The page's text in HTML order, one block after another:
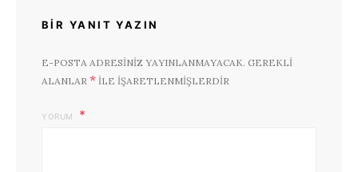
BIR YANIT YAZIN
E-POSTA ADRESINIZ YAYINLANMAYACAK. GEREKLI
ALANLAR * ILE IŞARETLENMIŞLERDIR
YORUM